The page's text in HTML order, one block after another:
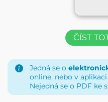
ČÍST
Jedná se o
online, nebo v aplikaci
Nejedná se o PDF ke